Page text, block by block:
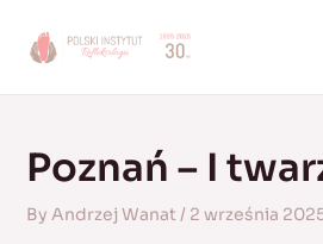
Poznań – I
By Andrzej Wanat/ 2 września